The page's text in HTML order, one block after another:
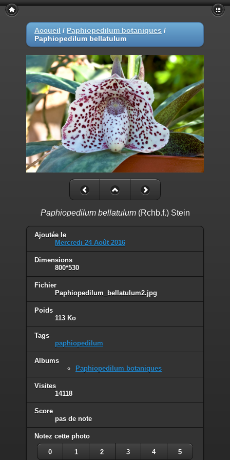
Accueil / Paphiopedilum botaniques /
Paphiopedilum bellatulum
Paphiopedilum bellatulum(Rchb.f.) Stein
Ajoutée le
Mercredi 24 Août 2016
Dimensions
800*530
Fichier
Paphiopedilum_bellatulum2.jpg
Poids
113 Ko
Tags
paphiopedilum
Albums
Paphiopedilum botaniques
Visites
14118
Score
pas de note
Notez cette photo
0 1 2 3 4 5